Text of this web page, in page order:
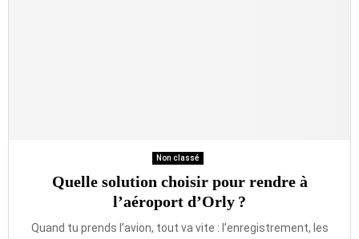
Non classé
Quelle solution choisir pour rendre à
l’aéroport d’Orly ?
Quand tu prends l’avion, tout va vite : l’enregistrement, les